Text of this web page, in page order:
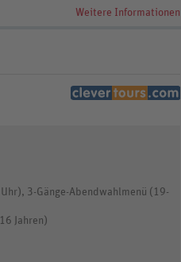
Weitere Informationen
3-Gänge-Abendwahlmenü (19-
Jahren)